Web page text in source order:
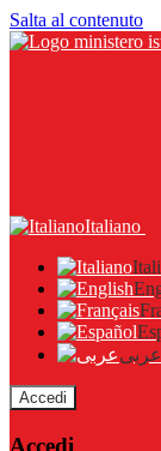
Salta al contenuto
Italiano
عربى
Accedi
Accedi